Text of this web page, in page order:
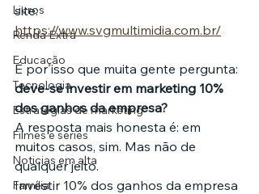
Livros
Renda Extra
Educação
Tecnologia
Estratégias de marketing
Filmes e séries
Noticias em alta
Família
site:
https://www.svgmultimidia.com.br/
É por isso que muita gente pergunta:
deve-se investir em marketing 10%
dos ganhos da empresa?
A resposta mais honesta é: em
muitos casos, sim. Mas não de
qualquer jeito.
Investir 10% dos ganhos da empresa